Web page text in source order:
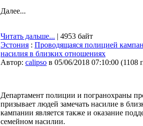
Далее...
Читать дальше... | 4953 байт
Эстония : Проводящаяся полицией
насилия в близких отношениях
Автор: calipso в 05/06/2018 07:10:00 (1108
Департамент полиции и погранохраны
призывает людей замечать насилие в
кампании является также и оказание
семейном насилии.